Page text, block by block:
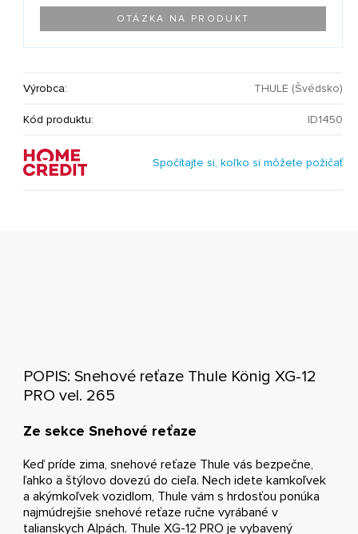
OTÁZKA NA PRODUKT
Výrobca: THULE (Švédsko)
Kód produktu: ID1450
Spočítajte si, koľko si môžete požičať
POPIS: Snehové reťaze Thule König XG-12
PRO vel. 265
Ze sekce Snehové reťaze
Keď príde zima, snehové reťaze Thule vás bezpečne,
ľahko a štýlovo dovezú do cieľa. Nech idete kamkoľvek
a akýmkoľvek vozidlom, Thule vám s hrdosťou ponúka
najmúdrejšie snehové reťaze ručne vyrábané v
talianskych Alpách. Thule XG-12 PRO je vybavený